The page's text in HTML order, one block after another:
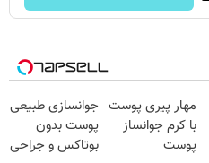
مهار پیری پوست
با کرم جوانساز
پوست
جوانسازی طبیعی
پوست بدون
بوتاکس و جراحی